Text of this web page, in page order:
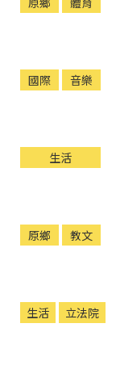
國際 音樂
生活
原鄉 教文
生活 立法院